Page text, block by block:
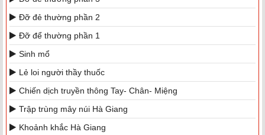
Đỡ đẻ thường phần 2
Đỡ để thường phần 1
Sinh mổ
Lẻ loi người thầy thuốc
Chiến dịch truyền thông Tay- Chân- Miệng
Trập trùng mây núi Hà Giang
Khoảnh khắc Hà Giang